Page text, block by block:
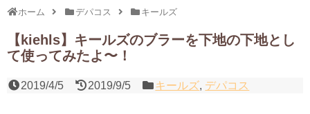
ホーム デパコス キールズ
【kiehls】キールズのブラーを下地の下地とし
て使ってみたよ〜！
2019/4/5 2019/9/5 キールズ, デパコス